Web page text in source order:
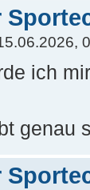
ich
genau